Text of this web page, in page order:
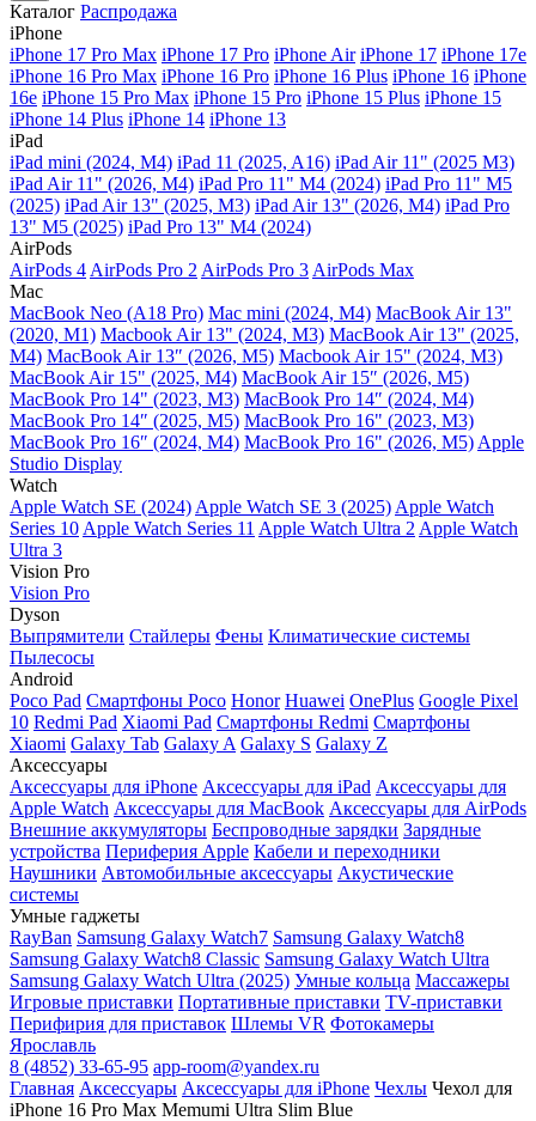
Каталог Распродажа
iPhone
iPhone 17 Pro Max iPhone 17 Pro iPhone Air iPhone 17 iPhone 17e
iPhone 16 Pro Max iPhone 16 Pro iPhone 16 Plus iPhone 16 iPhone
16e iPhone 15 Pro Max iPhone 15 Pro iPhone 15 Plus iPhone 15
iPhone 14 Plus iPhone 14 iPhone 13
iPad
iPad mini (2024, M4) iPad 11 (2025, A16) iPad Air 11" (2025 M3)
iPad Air 11" (2026, M4) iPad Pro 11" M4 (2024) iPad Pro 11" M5
(2025) iPad Air 13" (2025, M3) iPad Air 13" (2026, M4) iPad Pro
13" M5 (2025) iPad Pro 13" M4 (2024)
AirPods
AirPods 4 AirPods Pro 2 AirPods Pro 3 AirPods Max
Mac
MacBook Neo (A18 Pro) Mac mini (2024, M4) MacBook Air 13"
(2020, M1) Macbook Air 13" (2024, M3) MacBook Air 13" (2025,
M4) MacBook Air 13″ (2026, M5) Macbook Air 15" (2024, M3)
MacBook Air 15" (2025, M4) MacBook Air 15″ (2026, M5)
MacBook Pro 14" (2023, M3) MacBook Pro 14″ (2024, M4)
MacBook Pro 14″ (2025, M5) MacBook Pro 16" (2023, M3)
MacBook Pro 16″ (2024, M4) MacBook Pro 16" (2026, M5) Apple
Studio Display
Watch
Apple Watch SE (2024) Apple Watch SE 3 (2025) Apple Watch
Series 10 Apple Watch Series 11 Apple Watch Ultra 2 Apple Watch
Ultra 3
Vision Pro
Vision Pro
Dyson
Выпрямители Стайлеры Фены Климатические системы
Пылесосы
Android
Poco Pad Смартфоны Poco Honor Huawei OnePlus Google Pixel
10 Redmi Pad Xiaomi Pad Смартфоны Redmi Смартфоны
Xiaomi Galaxy Tab Galaxy A Galaxy S Galaxy Z
Аксессуары
Аксессуары для iPhone Аксессуары для iPad Аксессуары для
Apple Watch Аксессуары для MacBook Аксессуары для AirPods
Внешние аккумуляторы Беспроводные зарядки Зарядные
устройства Периферия Apple Кабели и переходники
Наушники Автомобильные аксессуары Акустические
системы
Умные гаджеты
RayBan Samsung Galaxy Watch7 Samsung Galaxy Watch8
Samsung Galaxy Watch8 Classic Samsung Galaxy Watch Ultra
Samsung Galaxy Watch Ultra (2025) Умные кольца Массажеры
Игровые приставки Портативные приставки TV-приставки
Перифирия для приставок Шлемы VR Фотокамеры
Ярославль
8 (4852) 33-65-95 app-room@yandex.ru
Главная Аксессуары Аксессуары для iPhone Чехлы Чехол для
iPhone 16 Pro Max Memumi Ultra Slim Blue